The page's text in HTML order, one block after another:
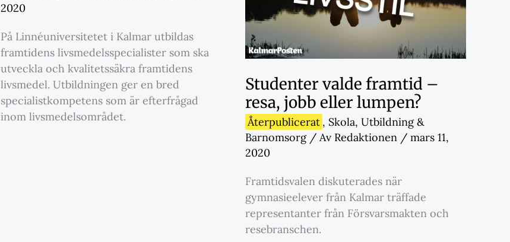
2020
På Linnéuniversitetet i Kalmar utbildas
framtidens livsmedelsspecialister som ska
utveckla och kvalitetssäkra framtidens
livsmedel. Utbildningen ger en bred
specialistkompetens som är efterfrågad
inom livsmedelsområdet.
Studenter valde framtid –
resa, jobb eller lumpen?
Återpublicerat , Skola, Utbildning &
Barnomsorg/ Av Redaktionen / mars 11,
2020
Framtidsvalen diskuterades när
gymnasieelever från Kalmar träffade
representanter från Försvarsmakten och
resebranschen.